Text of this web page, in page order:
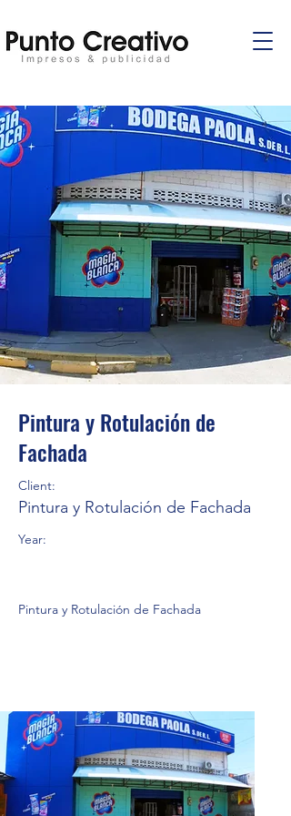
Pintura y Rotulación de
Fachada
Client:
Pintura y Rotulación de Fachada
Year:
Pintura y Rotulación de Fachada